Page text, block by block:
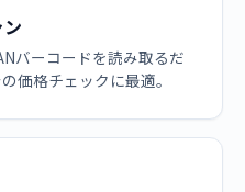
バーコードを読み取るだ
価格チェックに最適。